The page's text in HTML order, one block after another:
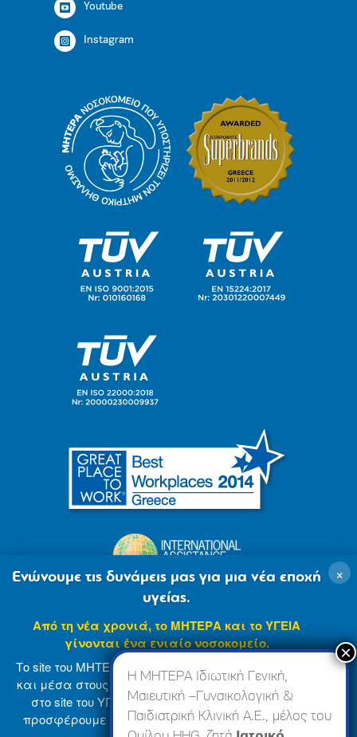
Youtube
Instagram
© 2007-2024 ΜΗΤΕΡΑ Α.Ε Όροι Χρήσης
Η ΜΗΤΕΡΑ Ιδιωτική Γενική,
Μαιευτική –Γυναικολογική &
Παιδιατρική Κλινική Α.Ε., μέλος του
×
Ενώνουμε τις δυνάμεις μας για μια νέα εποχή
υγείας.
Από τη νέα χρονιά, το ΜΗΤΕΡΑ και το ΥΓΕΙΑ
γίνονται ένα ενιαίο νοσοκομείο.
Το site του ΜΗΤΕΡΑ βρίσκεται σε φάση ανανέωσης
και μέσα στους επόμενους μήνες θα ενσωματωθεί
στο site του ΥΓΕΙΑ (www.hygeia.gr), ώστε να σας
προσφέρουμε μια πιο ολοκληρωμένη και ενιαία